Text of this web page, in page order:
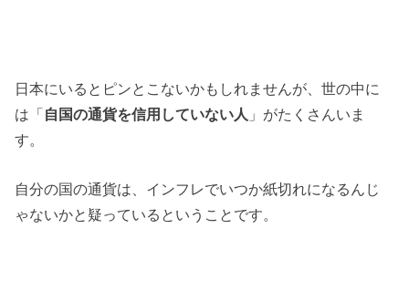
日本にいるとピンとこないかもしれませんが、世の中に
は「自国の通貨を信用していない人 」がたくさんいま
す。
自分の国の通貨は、インフレでいつか紙切れになるんじ
ゃないかと疑っているということです。